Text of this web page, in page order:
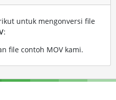
untuk mengonversi file
:
file contoh MOV kami.